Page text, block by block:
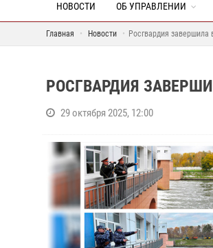
НОВОСТИ ОБ УПРАВЛЕНИИ
Главная Новости Росгвардия
РОСГВАРДИЯ
29 октября 2025, 12:00